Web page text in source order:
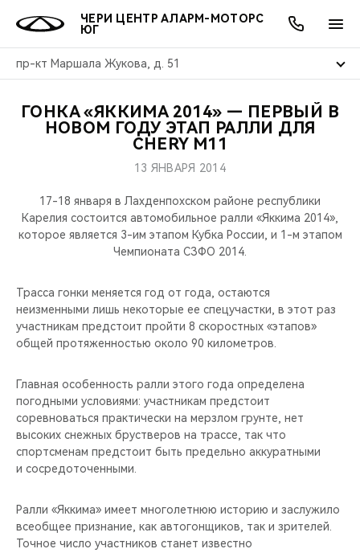
ЧЕРИ ЦЕНТР АЛАРМ-МОТОРС
ЮГ
пр-кт Маршала Жукова, д. 51
МОДЕЛИ
НОВИНКИ
ПОКУПАТЕЛЯМ
КРЕДИТ И СТРАХОВАНИЕ
ВЛАДЕЛЬЦАМ
ЗАПЧАСТИ И АКСЕССУАРЫ
ПОДДЕРЖКА
МИР CHERY
О БРЕНДЕ
CHERY В СОЦСЕТЯХ
CHERY И СПОРТ
НАШИ МЕРОПРИЯТИЯ
CHERY ДЛЯ ДЕТЕЙ
АКЦИИ
ОНЛАЙН СЕРВИСЫ
КРЕДИТ
О КОМПАНИИ
МЫ В СОЦСЕТЯХ
ГОНКА «ЯККИМА 2014» — ПЕРВЫЙ В
НОВОМ ГОДУ ЭТАП РАЛЛИ ДЛЯ
CHERY M11
13 ЯНВАРЯ 2014
17-18 января в Лахденпохском районе республики
Карелия состоится автомобильное ралли «Яккима 2014»,
которое является 3-им этапом Кубка России, и 1-м этапом
Чемпионата СЗФО 2014.
Трасса гонки меняется год от года, остаются
неизменными лишь некоторые ее спецучастки, в этот раз
участникам предстоит пройти 8 скоростных «этапов»
общей протяженностью около 90 километров.
Главная особенность ралли этого года определена
погодными условиями: участникам предстоит
соревноваться практически на мерзлом грунте, нет
высоких снежных брустверов на трассе, так что
спортсменам предстоит быть предельно аккуратными
и сосредоточенными.
Ралли «Яккима» имеет многолетнюю историю и заслужило
всеобщее признание, как автогонщиков, так и зрителей.
Точное число участников станет известно